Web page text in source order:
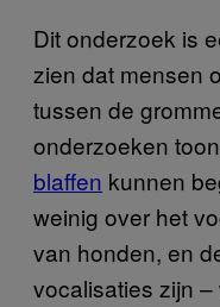
Dit onderzoek is
zien dat mensen
tussen de
onderzoeken
blaffen kunnen
weinig over het
van honden, en
vocalisaties zijn